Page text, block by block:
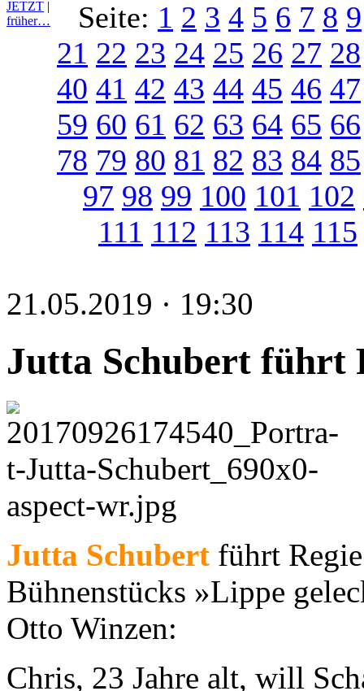
JETZT |
früher…
Seite: 1 2 3 4 5 6 7 8 9
21 22 23 24 25 26 27 28
40 41 42 43 44 45 46 47
59 60 61 62 63 64 65 66
78 79 80 81 82 83 84 85
97 98 99 100 101 102
111 112 113 114 115
21.05.2019 · 19:30
Jutta Schubert führt
Jutta Schubert führt
Bühnenstücks »Lippe
Otto Winzen:
Chris, 23 Jahre alt, will